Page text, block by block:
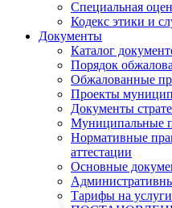
Специальная
Кодекс этики и
Документы
Каталог
Порядок
Обжалованные
Проекты
Документы
Муниципальные
Нормативные
аттестации
Основные
Тарифы на